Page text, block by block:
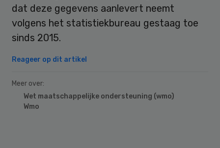
dat deze gegevens aanlevert neemt
volgens het statistiekbureau gestaag toe
sinds 2015.
Reageer op dit artikel
Meer over:
Wet maatschappelijke ondersteuning (wmo)
Wmo